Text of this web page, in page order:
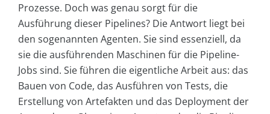
Prozesse. Doch was genau sorgt für die
Ausführung dieser Pipelines? Die Antwort liegt bei
den sogenannten Agenten. Sie sind essenziell, da
sie die ausführenden Maschinen für die Pipeline-
Jobs sind. Sie führen die eigentliche Arbeit aus: das
Bauen von Code, das Ausführen von Tests, die
Erstellung von Artefakten und das Deployment der